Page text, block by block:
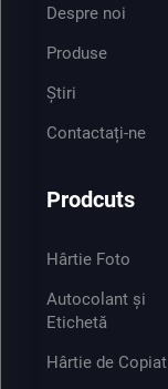
Despre noi
Produse
Știri
Contactați-ne
Prodcuts
Hârtie Foto
Autocolant și
Etichetă
Hârtie de Copiat